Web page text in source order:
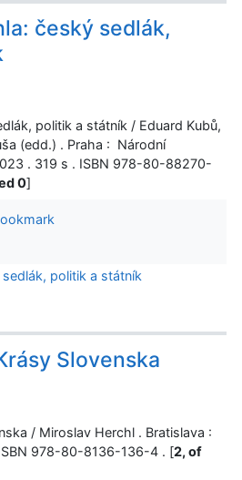
český sedlák,
politik a státník / Eduard Kubů,
(edd.) . Praha : Národní
. 319 s . ISBN 978-80-88270-
0]
Slovenska
/ Miroslav Herchl . Bratislava :
978-80-8136-136-4 . [2, of